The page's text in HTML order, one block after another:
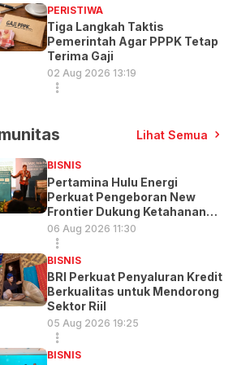
PERISTIWA
Tiga Langkah Taktis
Pemerintah Agar PPPK Tetap
Terima Gaji
02 Aug 2026 13:19
Lihat Semua
BISNIS
Pertamina Hulu Energi
Perkuat Pengeboran New
Frontier Dukung Ketahanan
Energi
06 Aug 2026 11:30
BISNIS
BRI Perkuat Penyaluran Kredit
Berkualitas untuk Mendorong
Sektor Riil
05 Aug 2026 19:25
BISNIS